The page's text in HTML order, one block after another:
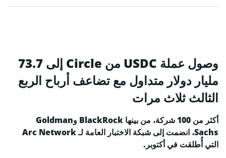
وصول عملة USDC من Circle إلى 73.7
مليار دولار متداول مع تضاعف أرباح الربع
الثالث ثلاث مرات
أكثر من 100 شركة، من بينها BlackRock وGoldman
Sachs، انضمت إلى شبكة الاختبار العامة لـ Arc Network
التي أُطلقت في أكتوبر.